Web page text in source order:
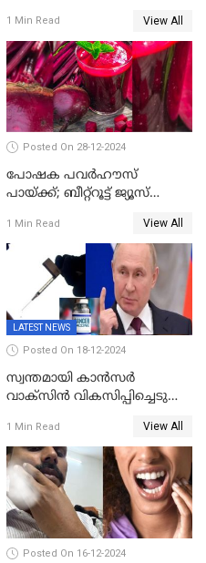
1 Min Read View All
Posted On 28-12-2024
പോഷക പവർഹൗസ്
പായ്ക്ക്; ബീറ്റ്റൂട്ട് ജ്യൂസ്
ആരോഗ്യഗുണങ്ങൾ
അനവധി
1 Min Read View All
LATEST NEWS
Posted On 18-12-2024
സ്വന്തമായി കാന്‍സര്‍
വാക്‌സിന്‍ വികസിപ്പിച്ചെടുത്ത്
മുതൽ സൗജന്യമായി
നല്‍കും;
1 Min Read View All
Posted On 16-12-2024